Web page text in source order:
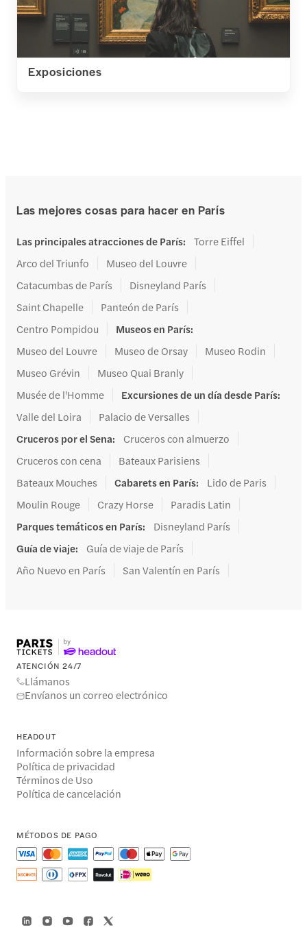
Exposiciones
Las mejores cosas para hacer en París
Las principales atracciones de París:
Torre Eiffel
Arco del Triunfo
Museo del Louvre
Catacumbas de París
Disneyland París
Saint Chapelle
Panteón de París
Centro Pompidou
Museos en París:
Museo del Louvre
Museo de Orsay
Museo Rodin
Museo Grévin
Museo Quai Branly
Musée de l'Homme
Excursiones de un día desde París:
Valle del Loira
Palacio de Versalles
Cruceros por el Sena:
Cruceros con almuerzo
Cruceros con cena
Bateaux Parisiens
Bateaux Mouches
Cabarets en París:
Lido de Paris
Moulin Rouge
Crazy Horse
Paradis Latin
Parques temáticos en París:
Disneyland París
Guía de viaje:
Guía de viaje de París
Año Nuevo en París
San Valentín en París
ATENCIÓN 24/7
Llámanos
Envíanos un correo electrónico
HEADOUT
Información sobre la empresa
Política de privacidad
Términos de Uso
Política de cancelación
MÉTODOS DE PAGO